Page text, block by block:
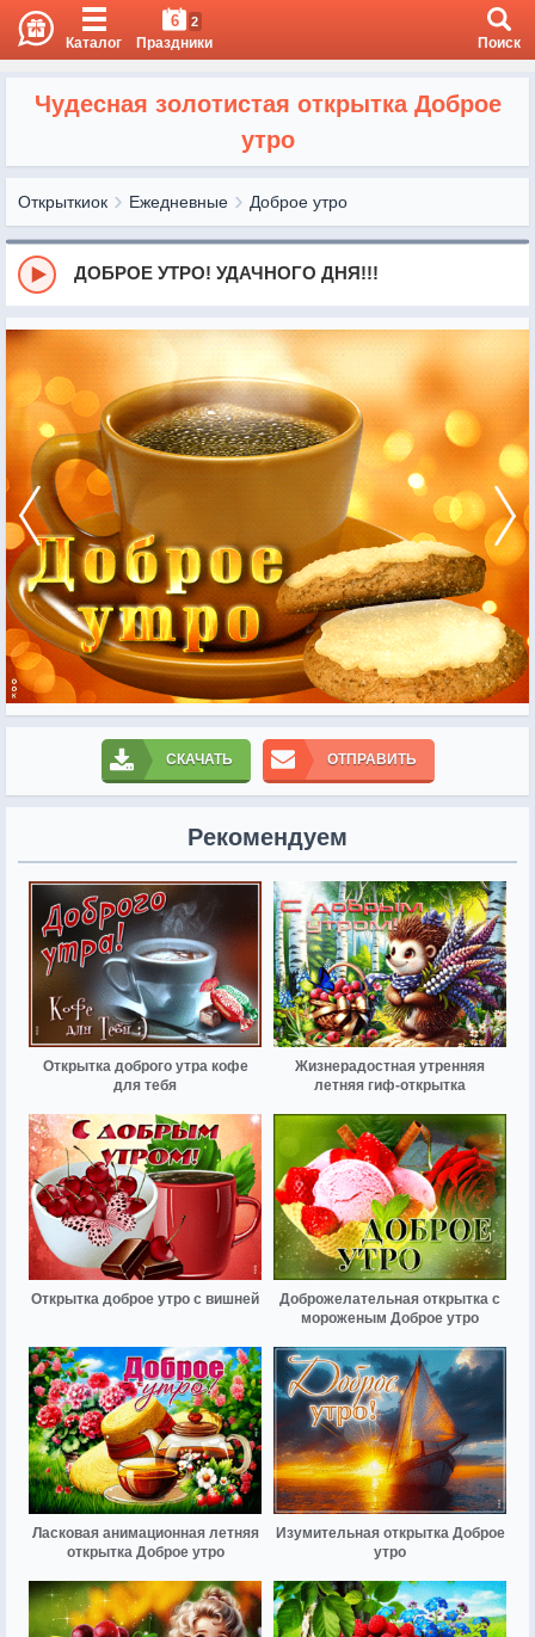
Каталог
6 2
Праздники Поиск
Чудесная золотистая открытка Доброе
утро
Открыткиок Ежедневные Доброе утро
ДОБРОЕ УТРО! УДАЧНОГО ДНЯ!!!
СКАЧАТЬ ОТПРАВИТЬ
Рекомендуем
Открытка доброго утра кофе
для тебя
Жизнерадостная утренняя
летняя гиф-открытка
Открытка доброе утро с вишней
Доброжелательная открытка с
мороженым Доброе утро
Ласковая анимационная летняя
открытка Доброе утро
Изумительная открытка Доброе
утро